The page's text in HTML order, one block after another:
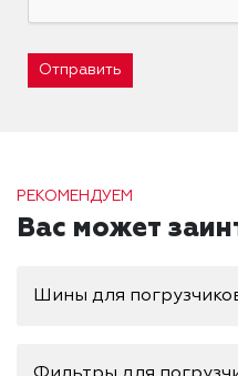
Отправить
РЕКОМЕНДУЕМ
Вас может
Шины для